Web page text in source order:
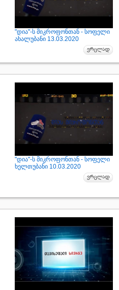
"დია"-ს მიკროფონთან - სოფელი
ახალუბანი 13.03.2020
"დია"-ს მიკროფონთან - სოფელი
ხელთუბანი 10.03.2020